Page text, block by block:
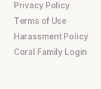
Privacy Policy
Terms of Use
Harassment Policy
Coral Family Login